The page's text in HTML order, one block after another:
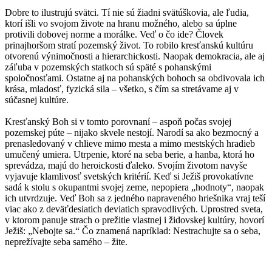
Dobre to ilustrujú svätci. Tí nie sú žiadni svätúškovia, ale ľudia,
ktorí išli vo svojom živote na hranu možného, alebo sa úplne
protivili dobovej norme a morálke. Veď o čo ide? Človek
prinajhoršom stratí pozemský život. To robilo kresťanskú kultúru
otvorenú výnimočnosti a hierarchickosti. Naopak demokracia, ale aj
záľuba v pozemských statkoch sú späté s pohanskými
spoločnosťami. Ostatne aj na pohanských bohoch sa obdivovala ich
krása, mladosť, fyzická sila – všetko, s čím sa stretávame aj v
súčasnej kultúre.
Kresťanský Boh si v tomto porovnaní – aspoň počas svojej
pozemskej púte – nijako skvele nestojí. Narodí sa ako bezmocný a
prenasledovaný v chlieve mimo mesta a mimo mestských hradieb
umučený umiera. Utrpenie, ktoré na seba berie, a hanba, ktorá ho
sprevádza, majú do heroickosti ďaleko. Svojím životom navyše
vyjavuje klamlivosť svetských kritérií. Keď si Ježiš provokatívne
sadá k stolu s okupantmi svojej zeme, nepopiera „hodnoty“, naopak
ich utvrdzuje. Veď Boh sa z jedného napraveného hriešnika vraj teší
viac ako z deväťdesiatich deviatich spravodlivých. Uprostred sveta,
v ktorom panuje strach o prežitie vlastnej i židovskej kultúry, hovorí
Ježiš: „Nebojte sa.“ Čo znamená napríklad: Nestrachujte sa o seba,
neprežívajte seba samého – žite.